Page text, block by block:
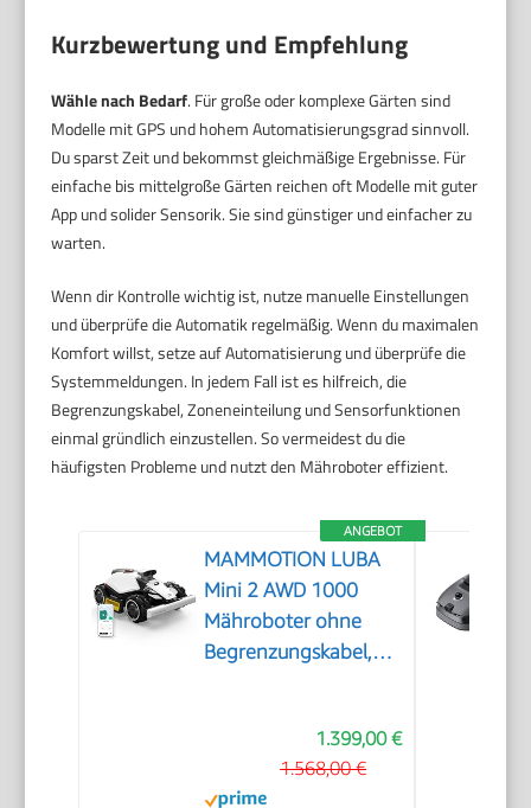
Kurzbewertung und Empfehlung
Wähle nach Bedarf. Für große oder komplexe Gärten sind
Modelle mit GPS und hohem Automatisierungsgrad sinnvoll.
Du sparst Zeit und bekommst gleichmäßige Ergebnisse. Für
einfache bis mittelgroße Gärten reichen oft Modelle mit guter
App und solider Sensorik. Sie sind günstiger und einfacher zu
warten.
Wenn dir Kontrolle wichtig ist, nutze manuelle Einstellungen
und überprüfe die Automatik regelmäßig. Wenn du maximalen
Komfort willst, setze auf Automatisierung und überprüfe die
Systemmeldungen. In jedem Fall ist es hilfreich, die
Begrenzungskabel, Zoneneinteilung und Sensorfunktionen
einmal gründlich einzustellen. So vermeidest du die
häufigsten Probleme und nutzt den Mähroboter effizient.
ANGEBOT
MAMMOTION LUBA
Mini 2 AWD 1000
Mähroboter ohne
Begrenzungskabel,
1.399,00 €
1.568,00 €